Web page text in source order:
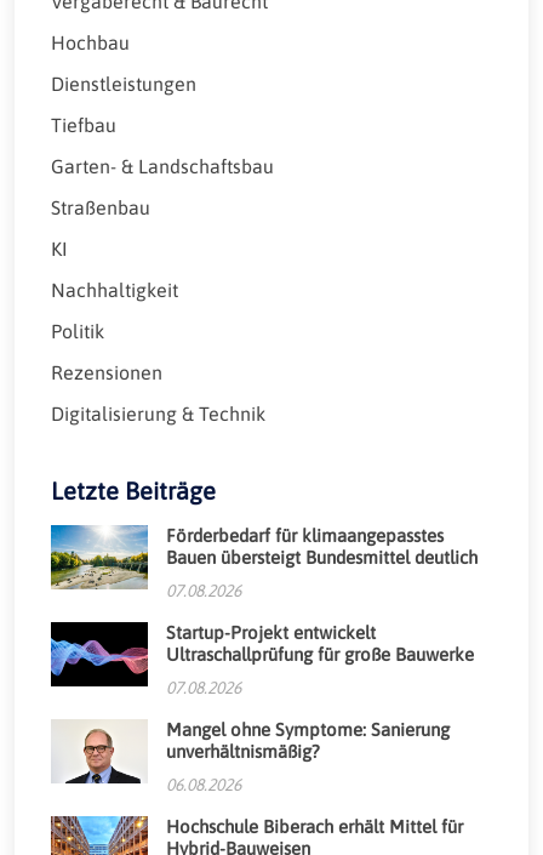
Hochbau
Dienstleistungen
Tiefbau
Garten- & Landschaftsbau
Straßenbau
KI
Nachhaltigkeit
Politik
Rezensionen
Digitalisierung & Technik
Letzte Beiträge
Förderbedarf für klimaangepasstes
Bauen übersteigt Bundesmittel deutlich
07.08.2026
Startup-Projekt entwickelt
Ultraschallprüfung für große Bauwerke
07.08.2026
Mangel ohne Symptome: Sanierung
unverhältnismäßig?
06.08.2026
Hochschule Biberach erhält Mittel für
Hybrid-Bauweisen